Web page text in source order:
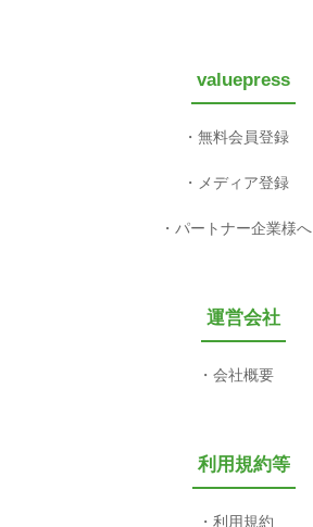
valuepress
無料会員登録
メディア登録
パートナー企業様へ
運営会社
会社概要
利用規約等
利用規約